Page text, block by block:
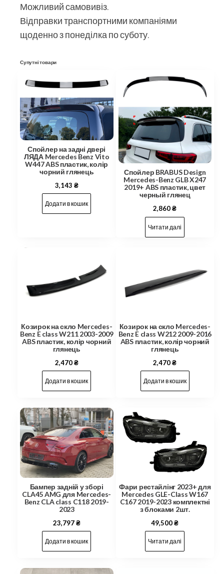
Можливий самовивіз.
Відправки транспортними компаніями
щоденно з понеділка по суботу.
Супутні товари
Спойлер на задні двері
ЛЯДА Mercedes Benz Vito
W447 ABS пластик, колір
чорний глянець
3,143 ₴
Додати в кошик
Спойлер BRABUS Design
Mercedes-Benz GLB X247
2019+ ABS пластик, цвет
черный глянец
2,860₴
Читати далі
Козирок на скло Mercedes-
Benz E class W211 2003-2009
ABS пластик, колір чорний
глянець
2,470₴
Додати в кошик
Козирок на скло Mercedes-
Benz E class W212 2009-2016
ABS пластик, колір чорний
глянець
2,470₴
Додати в кошик
Бампер задній у зборі
CLA45 AMG для Mercedes-
Benz CLA class C118 2019-
2023
23,797₴
Додати в кошик
Фари рестайлінг 2023+ для
Mercedes GLE-Class W167
C167 2019-2023 комплектні
з блоками 2шт.
49,500₴
Читати далі